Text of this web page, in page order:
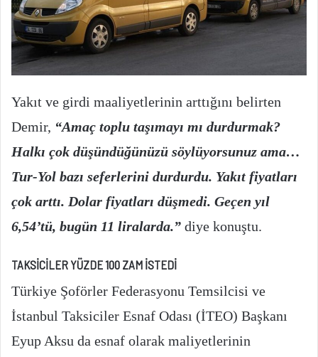
Yakıt ve girdi maaliyetlerinin arttığını belirten
Demir, “Amaç toplu taşımayı mı durdurmak?
Halkı çok düşündüğünüzü söylüyorsunuz ama…
Tur-Yol bazı seferlerini durdurdu. Yakıt fiyatları
çok arttı. Dolar fiyatları düşmedi. Geçen yıl
6,54’tü, bugün 11 liralarda.” diye konuştu.
TAKSİCİLER YÜZDE 100 ZAM İSTEDİ
Türkiye Şoförler Federasyonu Temsilcisi ve
İstanbul Taksiciler Esnaf Odası (İTEO) Başkanı
Eyup Aksu da esnaf olarak maliyetlerinin